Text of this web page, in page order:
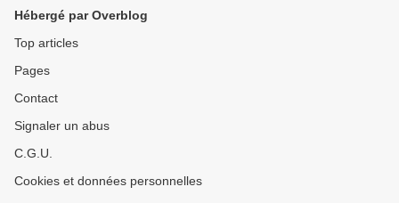
Hébergé par Overblog
Top articles
Pages
Contact
Signaler un abus
C.G.U.
Cookies et données personnelles